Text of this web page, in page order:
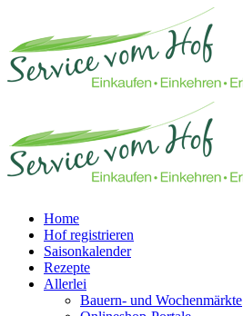
Home
Hof registrieren
Saisonkalender
Rezepte
Allerlei
Bauern- und Wochenmärkte